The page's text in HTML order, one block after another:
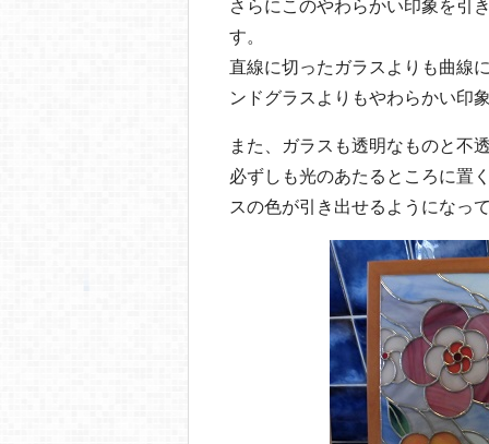
さらにこのやわらかい印象を引
す。
直線に切ったガラスよりも曲線
ンドグラスよりもやわらかい印
また、ガラスも透明なものと不
必ずしも光のあたるところに置
スの色が引き出せるようになって